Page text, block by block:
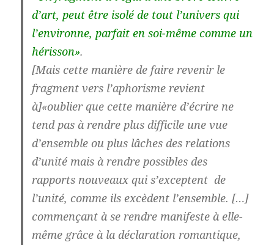
d’art, peut être isolé de tout l’univers qui
l’environne, parfait en soi-même comme un
hérisson».
[Mais cette manière de faire revenir le
fragment vers l’aphorisme revient
à]«oublier que cette manière d’écrire ne
tend pas à rendre plus difficile une vue
d’ensemble ou plus lâches des relations
d’unité mais à rendre possibles des
rapports nouveaux qui s’exceptent de
l’unité, comme ils excèdent l’ensemble. […]
commençant à se rendre manifeste à elle-
même grâce à la déclaration romantique,